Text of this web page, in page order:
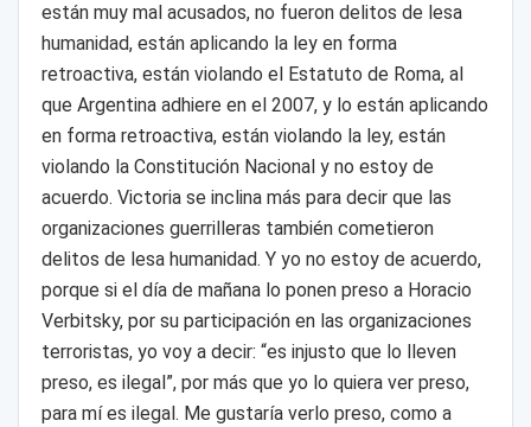
están muy mal acusados, no fueron delitos de lesa
humanidad, están aplicando la ley en forma
retroactiva, están violando el Estatuto de Roma, al
que Argentina adhiere en el 2007, y lo están aplicando
en forma retroactiva, están violando la ley, están
violando la Constitución Nacional y no estoy de
acuerdo. Victoria se inclina más para decir que las
organizaciones guerrilleras también cometieron
delitos de lesa humanidad. Y yo no estoy de acuerdo,
porque si el día de mañana lo ponen preso a Horacio
Verbitsky, por su participación en las organizaciones
terroristas, yo voy a decir: “es injusto que lo lleven
preso, es ilegal”, por más que yo lo quiera ver preso,
para mí es ilegal. Me gustaría verlo preso, como a